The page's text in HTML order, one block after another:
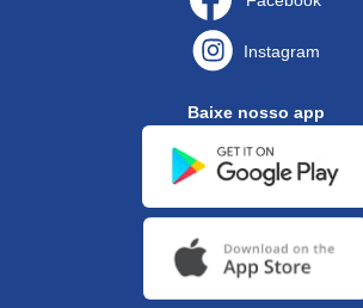
Instagram
Baixe nosso app